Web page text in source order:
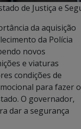
de Justiça e
da aquisição
da Polícia
novos
e viaturas
condições de
para fazer o
O governador,
dar a segurança